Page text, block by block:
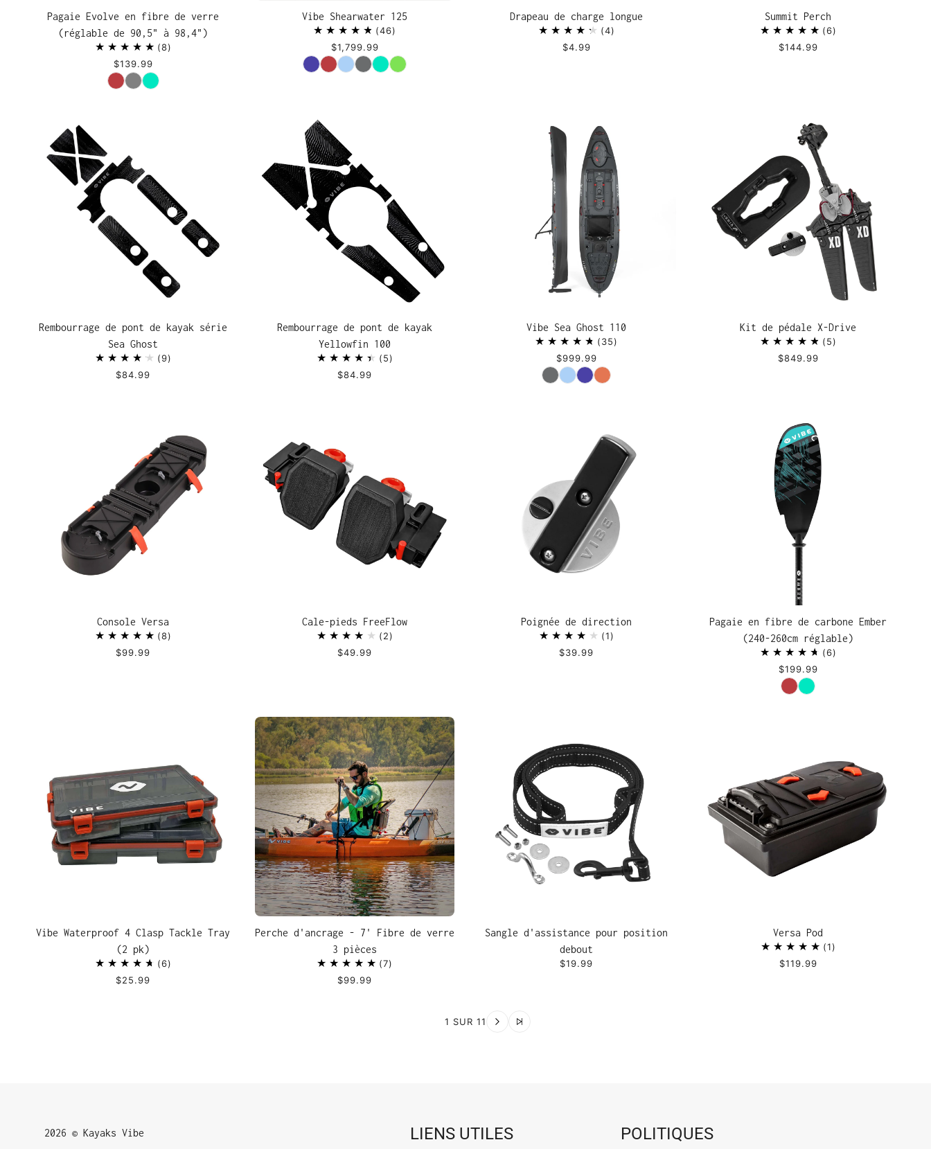
Pagaie Evolve en fibre de verre
(réglable de 90,5" à 98,4")
8
$139.99
Couleur
Vibe Shearwater 125
46
$1,799.99
Couleur
Drapeau de charge longue
4
$4.99
Summit Perch
6
$144.99
Rembourrage de pont de kayak série
Sea Ghost
9
$84.99
Rembourrage de pont de kayak
Yellowfin 100
5
$84.99
Vibe Sea Ghost 110
35
$999.99
Couleur
Kit de pédale X-Drive
5
$849.99
Console Versa
8
$99.99
Cale-pieds FreeFlow
2
$49.99
Poignée de direction
1
$39.99
Pagaie en fibre de carbone Ember
(240-260cm réglable)
6
$199.99
Couleur
Vibe Waterproof 4 Clasp Tackle Tray
(2 pk)
6
$25.99
Perche d'ancrage - 7' Fibre de verre
3 pièces
7
$99.99
Sangle d'assistance pour position
debout
$19.99
Versa Pod
1
$119.99
1 SUR 11
2026 © Kayaks Vibe LIENS UTILES POLITIQUES